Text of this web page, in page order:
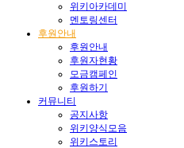
위키아카데미
멘토링센터
후원안내
후원안내
후원자현황
모금캠페인
후원하기
커뮤니티
공지사항
위키양식모음
위키스토리